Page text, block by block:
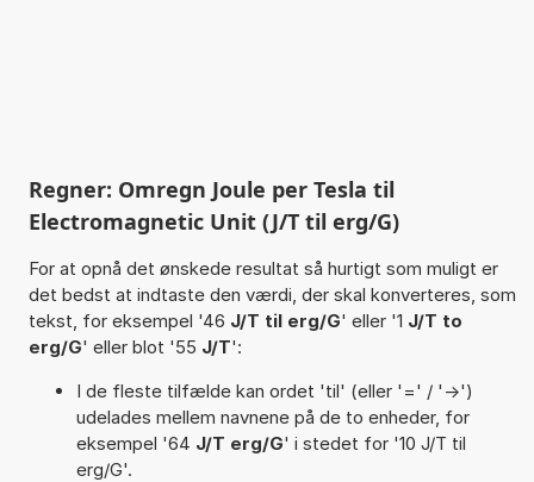
Regner: Omregn Joule per Tesla til
Electromagnetic Unit (J/T til erg/G)
For at opnå det ønskede resultat så hurtigt som muligt er
det bedst at indtaste den værdi, der skal konverteres, som
tekst, for eksempel '46 J/T til erg/G' eller '1 J/T to
erg/G' eller blot '55 J/T':
I de fleste tilfælde kan ordet 'til' (eller '=' / '->')
udelades mellem navnene på de to enheder, for
eksempel '64 J/T erg/G' i stedet for '10 J/T til
erg/G'.